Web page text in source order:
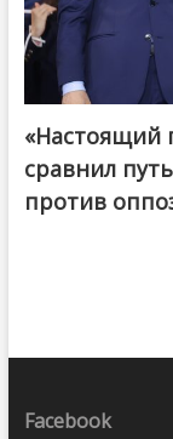
@ქართული
«Настоящий
сравнил
против
Facebook